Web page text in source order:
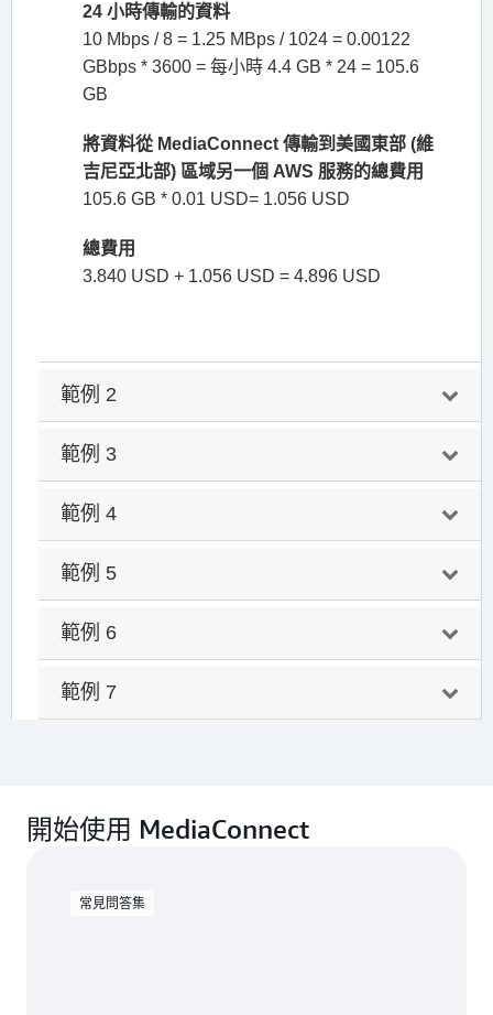
24 小時傳輸的資料
10 Mbps / 8 = 1.25 MBps / 1024 = 0.00122
GBbps * 3600 = 每小時 4.4 GB * 24 = 105.6
GB
將資料從 MediaConnect 傳輸到美國東部 (維
吉尼亞北部) 區域另一個 AWS 服務的總費用
105.6 GB * 0.01 USD= 1.056 USD
總費用
3.840 USD + 1.056 USD = 4.896 USD
範例 2
範例 3
範例 4
範例 5
範例 6
範例 7
開始使用 MediaConnect
常見問答集